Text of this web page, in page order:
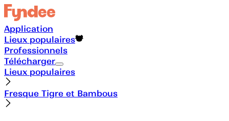
Application
Lieux populaires
Professionnels
Télécharger
Lieux populaires
Fresque Tigre et Bambous